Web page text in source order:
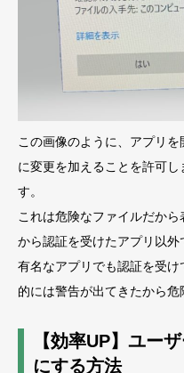
この画像のように、アプリ
に変更を加えることを許可
す。
これは危険なファイルだか
から認証を受けたアプリ以外
有名なアプリでも認証を受
的には警告が出てきたから危
【効率UP】ユー
にする方法